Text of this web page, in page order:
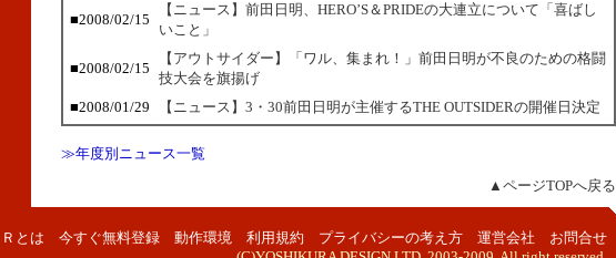
■2008/02/15
【ニュース】前田日明、HERO’S＆PRIDEの大連立について「喜ばし
いこと」
■2008/02/15
【アウトサイダー】「ワル、集まれ！」前田日明が不良のための格闘
技大会を旗揚げ
■2008/01/29
【ニュース】3・30前田日明が主催するTHE OUTSIDERの開催日決定
≫年度別ニュース一覧
▲ページTOPへ戻る
とは 今すぐ無料登録 動作環境 利用規約 プライバシーの考え方 運営会社
お問合せ